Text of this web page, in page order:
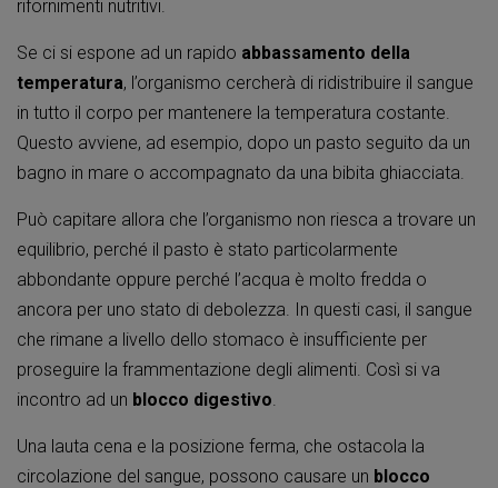
rifornimenti nutritivi.
Se ci si espone ad un rapido abbassamento della
temperatura, l’organismo cercherà di ridistribuire il sangue
in tutto il corpo per mantenere la temperatura costante.
Questo avviene, ad esempio, dopo un pasto seguito da un
bagno in mare o accompagnato da una bibita ghiacciata.
Può capitare allora che l’organismo non riesca a trovare un
equilibrio, perché il pasto è stato particolarmente
abbondante oppure perché l’acqua è molto fredda o
ancora per uno stato di debolezza. In questi casi, il sangue
che rimane a livello dello stomaco è insufficiente per
proseguire la frammentazione degli alimenti. Così si va
incontro ad un blocco digestivo.
Una lauta cena e la posizione ferma, che ostacola la
circolazione del sangue, possono causare un blocco